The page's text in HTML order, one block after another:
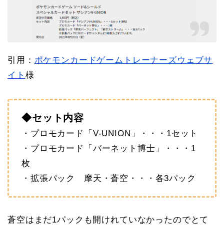
引用： ポケモンカードゲームトレーナーズウェブサ
イト 様
◆セット内容
・プロモカード「V-UNION」・・・1セット
・プロモカード「バーネット博士」・・・1
枚
・拡張パック 摩天・蒼空・・・各3パック
蒼空はまだ1パックも開けれていなかったのでとて